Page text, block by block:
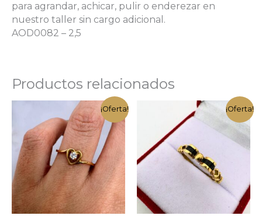
para agrandar, achicar, pulir o enderezar en
nuestro taller sin cargo adicional.
AOD0082 – 2,5
Productos relacionados
¡Oferta! ¡Oferta!